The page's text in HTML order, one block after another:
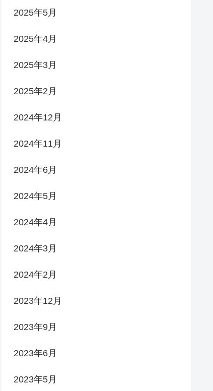
2025年5月
2025年4月
2025年3月
2025年2月
2024年12月
2024年11月
2024年6月
2024年5月
2024年4月
2024年3月
2024年2月
2023年12月
2023年9月
2023年6月
2023年5月